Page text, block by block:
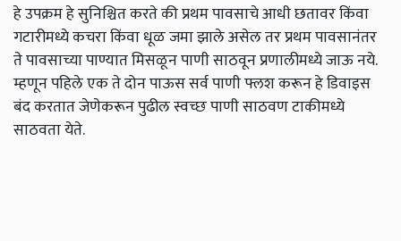
हेउपक्रमहेसुनिश्चितकरतेकीप्रथमपावसाचेआधीछतावरकिंवा
गटारीमध्येकचराकिंवाधूळजमाझालेअसेलतरप्रथमपावसानंतर
तेपावसाच्यापाण्यातमिसळूनपाणीसाठवूनप्रणालीमध्येजाऊनये.
म्हणूनपहिलेएकतेदोनपाऊससर्वपाणीफ्लशकरूनहेडिवाइस
बंदकरतातजेणेकरूनपुढीलस्वच्छपाणीसाठवणटाकीमध्ये
साठवतायेते.